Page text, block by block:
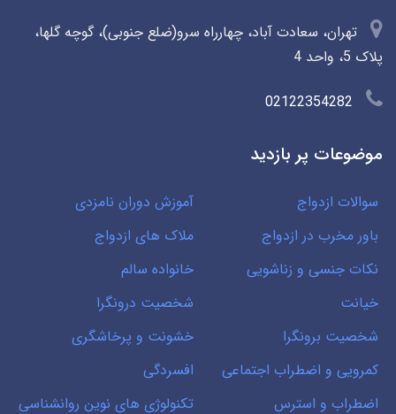
تهران، سعادت آباد، چهارراه سرو(ضلع جنوبی)، گوچه گلها،
پلاک 5، واحد 4
02122354282
موضوعات پر بازدید
سوالات ازدواج
آموزش دوران نامزدی
باور مخرب در ازدواج
ملاک های ازدواج
نکات جنسی و زناشویی
خانواده سالم
خیانت
شخصیت درونگرا
شخصیت برونگرا
خشونت و پرخاشگری
کمرویی و اضطراب اجتماعی
افسردگی
اضطراب و استرس
تکنولوژی های نوین روانشناسی